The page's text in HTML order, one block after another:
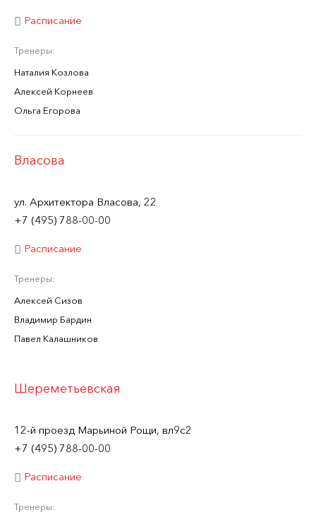
Расписание
Тренеры:
Наталия Козлова
Алексей Корнеев
Ольга Егорова
Власова
ул. Архитектора Власова, 22
+7 (495) 788-00-00
Расписание
Тренеры:
Алексей Сизов
Владимир Бардин
Павел Калашников
Шереметьевская
12-й проезд Марьиной Рощи, вл9с2
+7 (495) 788-00-00
Расписание
Тренеры: